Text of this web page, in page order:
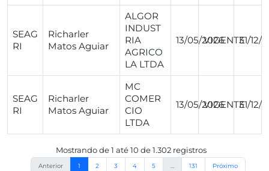
SEAG
RI
Richarler
Matos Aguiar
ALGOR
INDUST
RIA
AGRICO
LA LTDA
13/05/2026VIGENTE31/12/
SEAG
RI
Richarler
Matos Aguiar
MC
COMER
CIO
LTDA
13/05/2026VIGENTE31/12/
Mostrando de 1 até 10 de 1.302 registros
Anterior 1 2 3 4 5 … 131 Próximo